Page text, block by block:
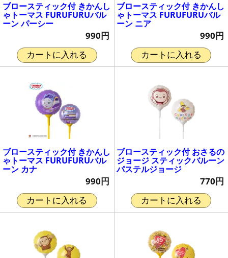
ブロースティック付 きかんし
ゃトーマス FURUFURUバル
ーン パーシー
990円
カートに入れる
ブロースティック付 きかんし
ゃトーマス FURUFURUバル
ーン ニア
990円
カートに入れる
ブロースティック付 きかんし
ゃトーマス FURUFURUバル
ーン カナ
990円
カートに入れる
ブロースティック付 おさるの
ジョージ スティックバルーン
パステルジョージ
770円
カートに入れる